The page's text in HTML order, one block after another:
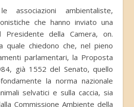
che hanno inviato una
della Camera, on.
quale chiedono che, nel pieno
parlamentari, la Proposta
già 1552 del Senato, quello
la norma nazionale
selvatici e sulla caccia, sia
Commissione Ambiente della